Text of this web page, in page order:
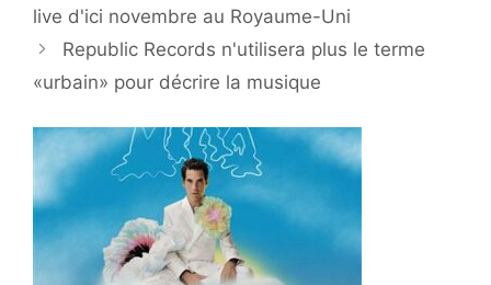
live d'ici novembre au Royaume-Uni
Republic Records n'utilisera plus le terme
«urbain» pour décrire la musique